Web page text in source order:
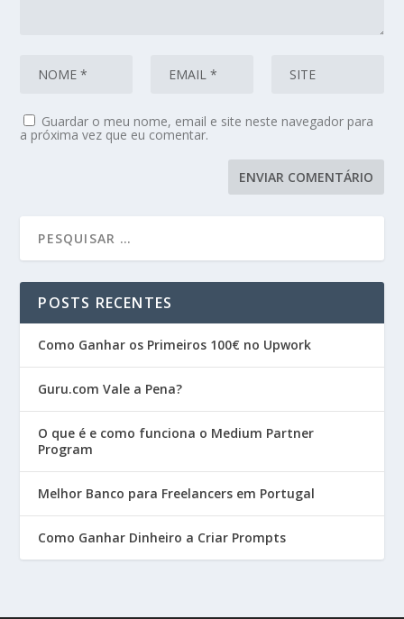
Guardar o meu nome, email e site neste navegador para
a próxima vez que eu comentar.
POSTS RECENTES
Como Ganhar os Primeiros 100€ no Upwork
Guru.com Vale a Pena?
O que é e como funciona o Medium Partner
Program
Melhor Banco para Freelancers em Portugal
Como Ganhar Dinheiro a Criar Prompts